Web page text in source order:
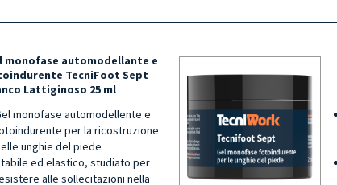
monofase automodellante e
TecniFoot Sept
Lattiginoso 25 ml
monofase automodellente e
per la ricostruzione
unghie del piede
ed elastico, studiato per
alle sollecitazioni nella